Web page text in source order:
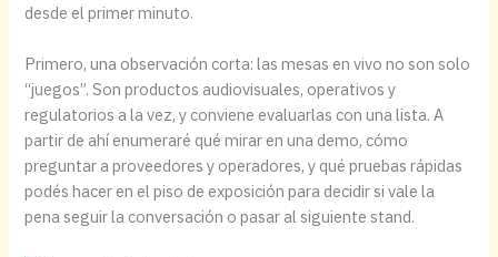
desde el primer minuto.
Primero, una observación corta: las mesas en vivo no son solo
“juegos”. Son productos audiovisuales, operativos y
regulatorios a la vez, y conviene evaluarlas con una lista. A
partir de ahí enumeraré qué mirar en una demo, cómo
preguntar a proveedores y operadores, y qué pruebas rápidas
podés hacer en el piso de exposición para decidir si vale la
pena seguir la conversación o pasar al siguiente stand.